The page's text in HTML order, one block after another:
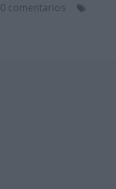
0 comentarios